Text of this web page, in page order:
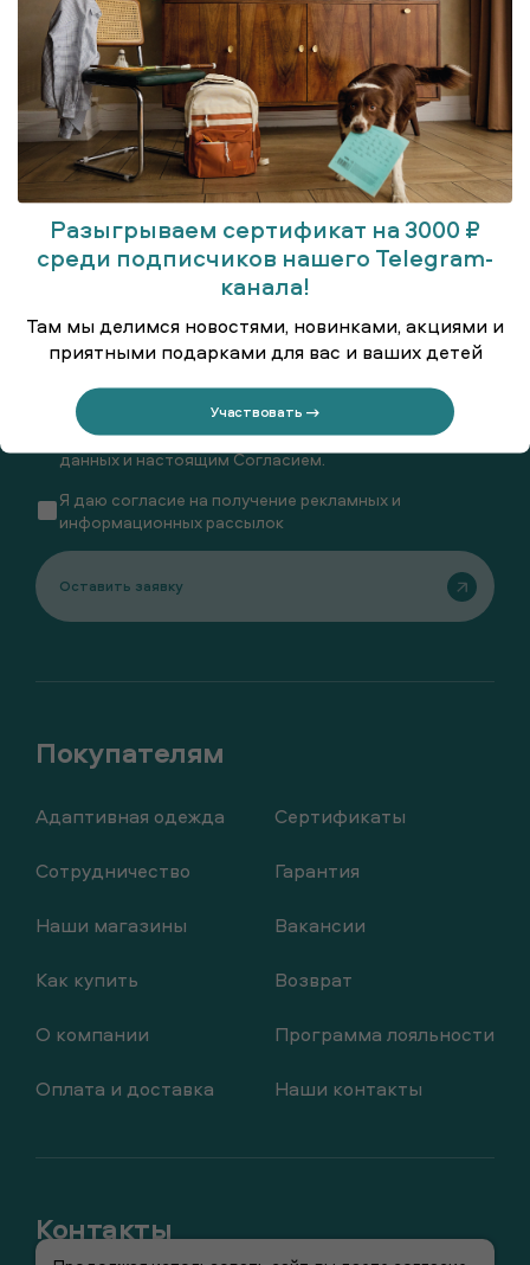
Адаптивная одежда
Сотрудничество
Наши магазины
Как купить
О компании
Оплата и доставка
Сертификаты
Гарантия
Вакансии
Возврат
Программа лояльности
Наши контакты
FOLLOW WEAR
Будьте всегда в курсе новостей SMENA!
Нажимая кнопку «Оставить заявку» (или отправляя
форму), я даю согласие АО «МПШО Смена» на
обработку моих персональных данных в
соответствии сПолитикой обработки персональных
данныхи настоящимСогласием.
Я даю согласие на получение рекламных и
информационных рассылок
Оставить заявку
Разыгрываем сертификат на 3000 ₽
среди подписчиков нашего Telegram-
канала!
Там мы делимся новостями, новинками, акциями и
приятными подарками для вас и ваших детей
Участвовать →